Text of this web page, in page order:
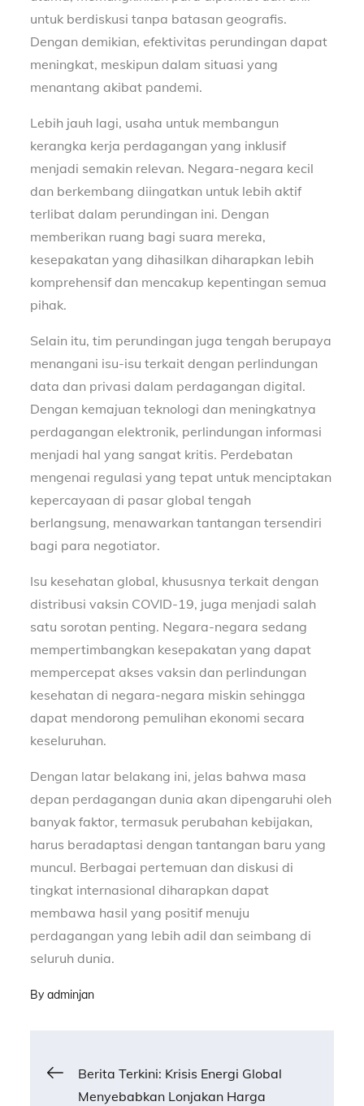
untuk berdiskusi tanpa batasan geografis.
Dengan demikian, efektivitas perundingan dapat
meningkat, meskipun dalam situasi yang
menantang akibat pandemi.
Lebih jauh lagi, usaha untuk membangun
kerangka kerja perdagangan yang inklusif
menjadi semakin relevan. Negara-negara kecil
dan berkembang diingatkan untuk lebih aktif
terlibat dalam perundingan ini. Dengan
memberikan ruang bagi suara mereka,
kesepakatan yang dihasilkan diharapkan lebih
komprehensif dan mencakup kepentingan semua
pihak.
Selain itu, tim perundingan juga tengah berupaya
menangani isu-isu terkait dengan perlindungan
data dan privasi dalam perdagangan digital.
Dengan kemajuan teknologi dan meningkatnya
perdagangan elektronik, perlindungan informasi
menjadi hal yang sangat kritis. Perdebatan
mengenai regulasi yang tepat untuk menciptakan
kepercayaan di pasar global tengah
berlangsung, menawarkan tantangan tersendiri
bagi para negotiator.
Isu kesehatan global, khususnya terkait dengan
distribusi vaksin COVID-19, juga menjadi salah
satu sorotan penting. Negara-negara sedang
mempertimbangkan kesepakatan yang dapat
mempercepat akses vaksin dan perlindungan
kesehatan di negara-negara miskin sehingga
dapat mendorong pemulihan ekonomi secara
keseluruhan.
Dengan latar belakang ini, jelas bahwa masa
depan perdagangan dunia akan dipengaruhi oleh
banyak faktor, termasuk perubahan kebijakan,
harus beradaptasi dengan tantangan baru yang
muncul. Berbagai pertemuan dan diskusi di
tingkat internasional diharapkan dapat
membawa hasil yang positif menuju
perdagangan yang lebih adil dan seimbang di
seluruh dunia.
Byadminjan
Post
Berita Terkini: Krisis Energi Global
Menyebabkan Lonjakan Harga